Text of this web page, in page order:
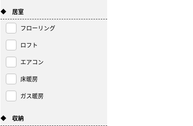
◆ 居室
フローリング
ロフト
エアコン
床暖房
ガス暖房
◆ 収納